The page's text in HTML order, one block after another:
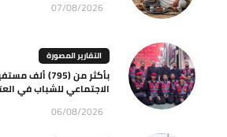
07/08/2026
التقارير المصورة
بأكثر من (795)
الاجتماعي للشباب في
06/08/2026